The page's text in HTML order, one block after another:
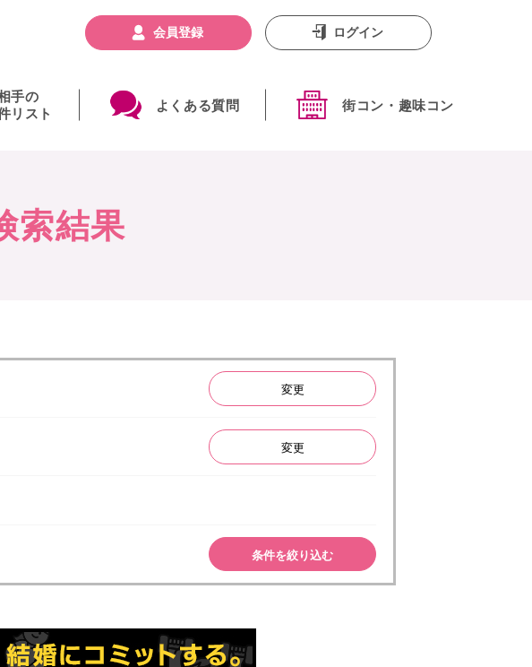
手の
リスト
よくある質問 街コン・趣味コン
会員登録 ログイン
索結果
変更
変更
条件を絞り込む